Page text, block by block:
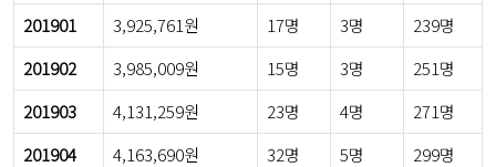
201901
3,925,761원 17명 3명
239명
201902
3,985,009원 15명 3명
251명
201903
4,131,259원 23명 4명
271명
201904
4,163,690원 32명 5명
299명